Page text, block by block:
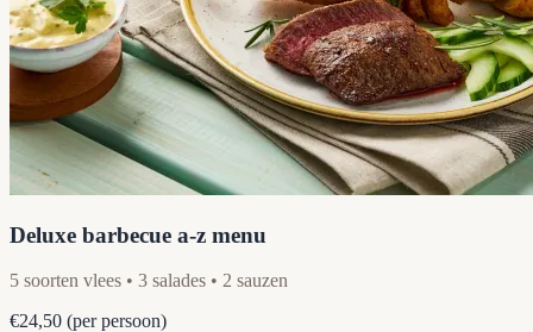
Deluxe barbecue a-z menu
5 soorten vlees • 3 salades • 2 sauzen
€24,50 (per persoon)